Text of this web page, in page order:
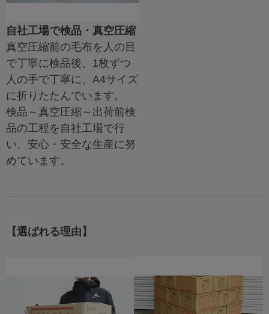
自社工場で検品・真空圧縮
真空圧縮前の毛布を人の目
で丁寧に検品後、1枚ずつ
人の手で丁寧に、A4サイズ
に折りたたんでいます。
検品～真空圧縮～出荷前検
品の工程を自社工場で行
い、安心・安全な生産に努
めています。
【選ばれる理由】